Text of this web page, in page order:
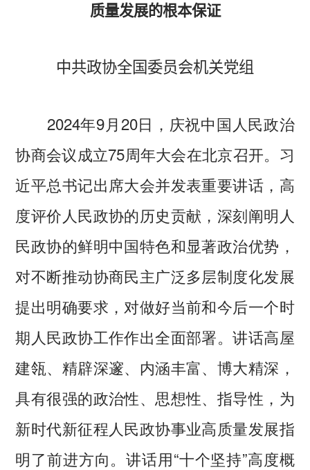
质量发展的根本保证
中共政协全国委员会机关党组
2024年9月20日，庆祝中国人民政治
协商会议成立75周年大会在北京召开。习
近平总书记出席大会并发表重要讲话，高
度评价人民政协的历史贡献，深刻阐明人
民政协的鲜明中国特色和显著政治优势，
对不断推动协商民主广泛多层制度化发展
提出明确要求，对做好当前和今后一个时
期人民政协工作作出全面部署。讲话高屋
建瓴、精辟深邃、内涵丰富、博大精深，
具有很强的政治性、思想性、指导性，为
新时代新征程人民政协事业高质量发展指
明了前进方向。讲话用“十个坚持”高度概